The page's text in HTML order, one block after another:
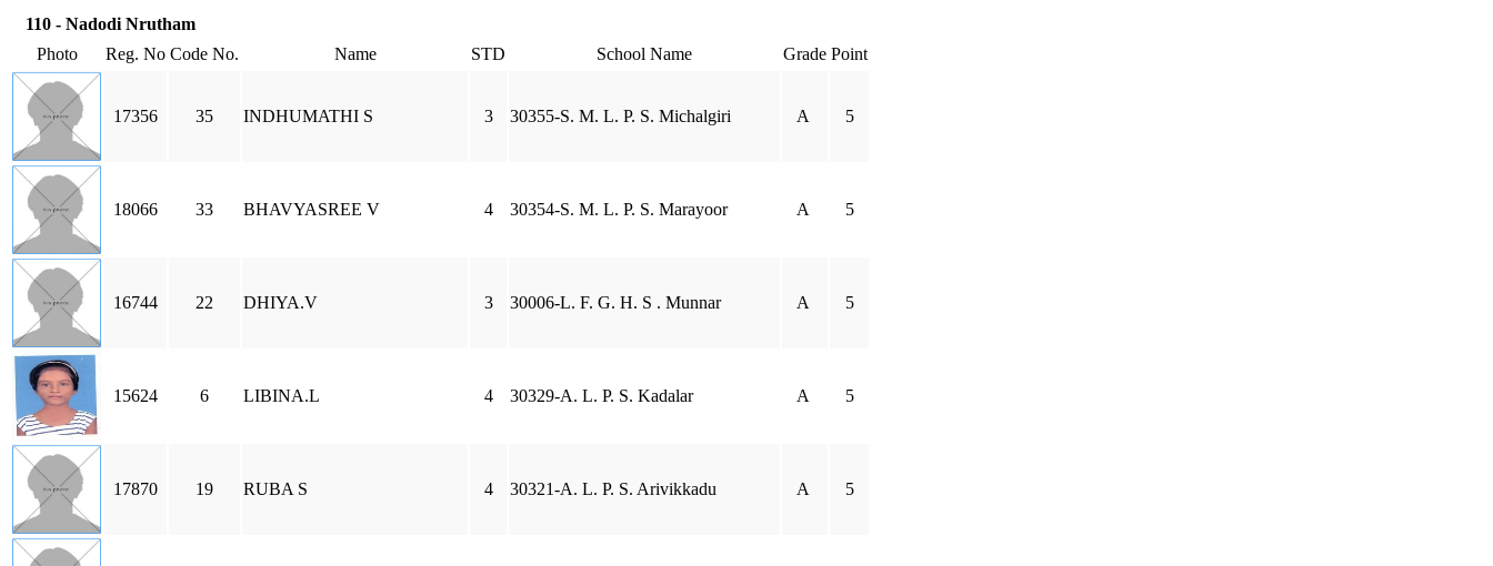
110 - Nadodi Nrutham
Photo
Reg. No Code No. Name STD School Name Grade Point
17356 35 INDHUMATHI S 3 30355-S. M. L. P. S. Michalgiri A 5
18066 33 BHAVYASREE V 4 30354-S. M. L. P. S. Marayoor A 5
16744 22 DHIYA.V 3 30006-L. F. G. H. S . Munnar A 5
15624 6 LIBINA.L 4 30329-A. L. P. S. Kadalar A 5
17870 19 RUBA S 4 30321-A. L. P. S. Arivikkadu A 5